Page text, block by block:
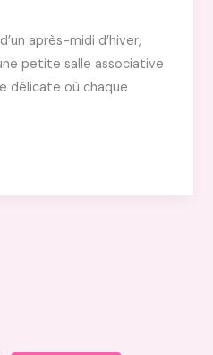
après-midi d’hiver,
petite salle associative
délicate où chaque